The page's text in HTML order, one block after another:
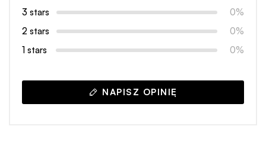
3 stars
0%
2 stars
0%
1 stars
0%
NAPISZ OPINIĘ